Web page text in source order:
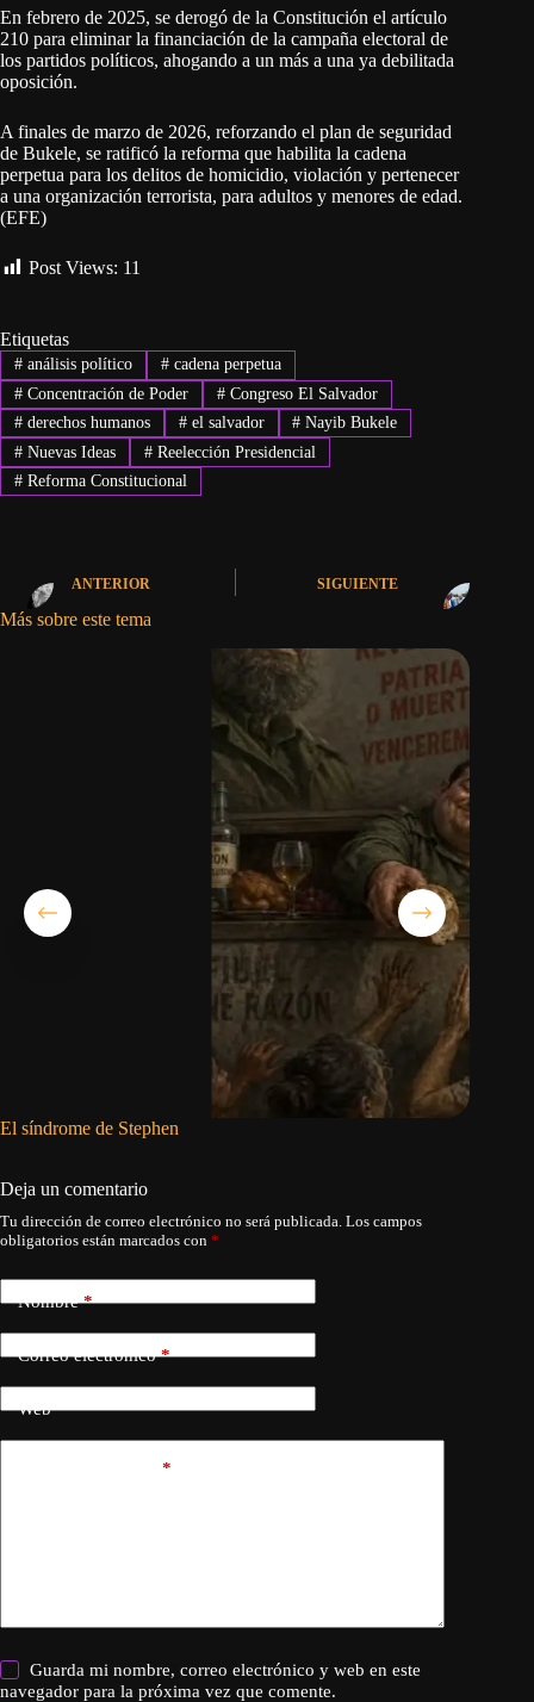
En febrero de 2025, se derogó de la Constitución el artículo
210 para eliminar la financiación de la campaña electoral de
los partidos políticos, ahogando a un más a una ya debilitada
oposición.
A finales de marzo de 2026, reforzando el plan de seguridad
de Bukele, se ratificó la reforma que habilita la cadena
perpetua para los delitos de homicidio, violación y pertenecer
a una organización terrorista, para adultos y menores de edad.
(EFE)
Post Views: 11
Etiquetas
#análisis político #cadena perpetua
#Concentración de Poder #Congreso El Salvador
#derechos humanos #el salvador # Nayib Bukele
#Nuevas Ideas #Reelección Presidencial
#Reforma Constitucional
ANTERIOR SIGUIENTE
Más sobre este tema
El síndrome de Stephen
Deja un comentario
Tu dirección de correo electrónico no será publicada. Los campos
obligatorios están marcados con *
Nombre*
Correo electrónico*
Web
*
Guarda mi nombre, correo electrónico y web en este
navegador para la próxima vez que comente.